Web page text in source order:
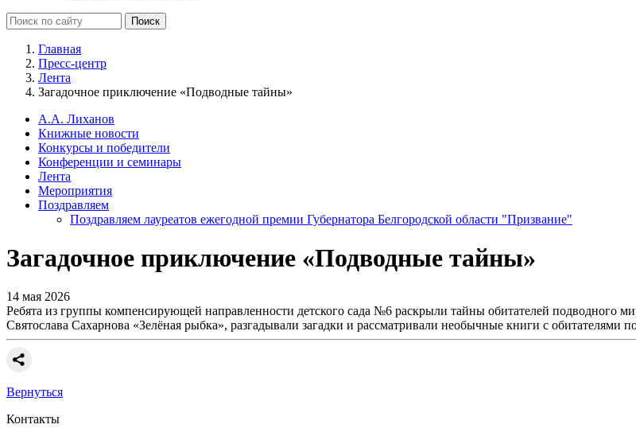
Главная
Пресс-центр
Лента
Загадочное приключение «Подводные тайны»
А.А. Лиханов
Книжные новости
Конкурсы и победители
Конференции и семинары
Лента
Мероприятия
Поздравляем
Поздравляем лауреатов ежегодной премии Губернатора Белгородской области "Призвание"
Загадочное приключение «Подводные тайны»
14 мая 2026
Ребята из группы компенсирующей направленности детского сада №6 раскрыли тайны обитателей подводного
Святослава Сахарнова «Зелёная рыбка», разгадывали загадки и рассматривали необычные книги с обитателями
Вернуться
Контакты